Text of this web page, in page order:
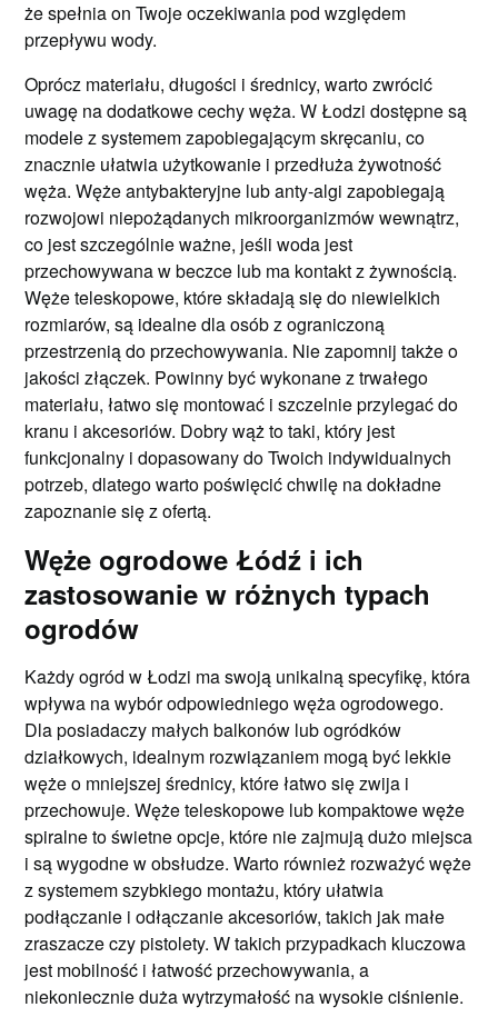
że spełnia on Twoje oczekiwania pod względem
przepływu wody.
Oprócz materiału, długości i średnicy, warto zwrócić
uwagę na dodatkowe cechy węża. W Łodzi dostępne są
modele z systemem zapobiegającym skręcaniu, co
znacznie ułatwia użytkowanie i przedłuża żywotność
węża. Węże antybakteryjne lub anty-algi zapobiegają
rozwojowi niepożądanych mikroorganizmów wewnątrz,
co jest szczególnie ważne, jeśli woda jest
przechowywana w beczce lub ma kontakt z żywnością.
Węże teleskopowe, które składają się do niewielkich
rozmiarów, są idealne dla osób z ograniczoną
przestrzenią do przechowywania. Nie zapomnij także o
jakości złączek. Powinny być wykonane z trwałego
materiału, łatwo się montować i szczelnie przylegać do
kranu i akcesoriów. Dobry wąż to taki, który jest
funkcjonalny i dopasowany do Twoich indywidualnych
potrzeb, dlatego warto poświęcić chwilę na dokładne
zapoznanie się z ofertą.
Węże ogrodowe Łódź i ich
zastosowanie w różnych typach
ogrodów
Każdy ogród w Łodzi ma swoją unikalną specyfikę, która
wpływa na wybór odpowiedniego węża ogrodowego.
Dla posiadaczy małych balkonów lub ogródków
działkowych, idealnym rozwiązaniem mogą być lekkie
węże o mniejszej średnicy, które łatwo się zwija i
przechowuje. Węże teleskopowe lub kompaktowe węże
spiralne to świetne opcje, które nie zajmują dużo miejsca
i są wygodne w obsłudze. Warto również rozważyć węże
z systemem szybkiego montażu, który ułatwia
podłączanie i odłączanie akcesoriów, takich jak małe
zraszacze czy pistolety. W takich przypadkach kluczowa
jest mobilność i łatwość przechowywania, a
niekoniecznie duża wytrzymałość na wysokie ciśnienie.